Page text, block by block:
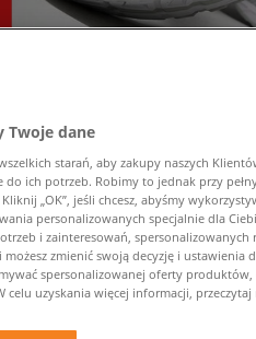
Podkategoria
Twoje dane
starań, aby zakupy naszych
do ich potrzeb. Robimy to jednak przy
„OK”, jeśli chcesz, abyśmy
personalizowanych specjalnie dla
i zainteresowań,
możesz zmienić swoją decyzję i ustawienia
spersonalizowanej oferty
celu uzyskania więcej informacji, przeczytaj